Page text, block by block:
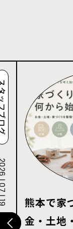
ログ
| 19
熊本で家
金・土地